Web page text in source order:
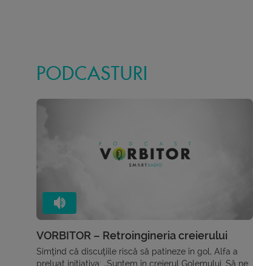
PODCASTURI
VORBITOR – Retroingineria creierului
Simţind că discuţiile riscă să patineze în gol, Alfa a
preluat iniţiativa: „Suntem în creierul Golemului. Să ne